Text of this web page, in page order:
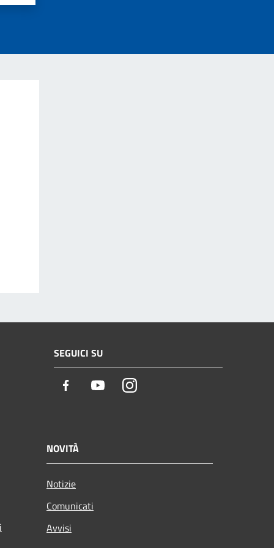
SEGUICI SU
Facebook YoutubeInstagram
NOVITÀ
Notizie
Comunicati
Avvisi